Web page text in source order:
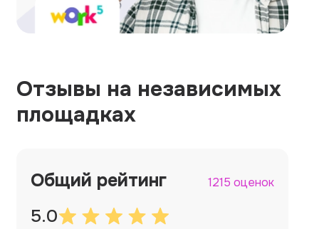
Отзывы на независимых
площадках
Общий рейтинг 1215 оценок
5.0